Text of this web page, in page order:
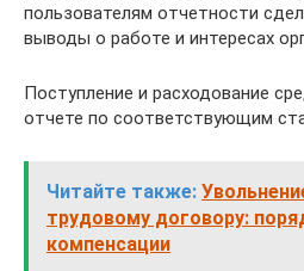
пользователям отчетности
выводы о работе и интересах
Поступление и расходование
отчете по соответствующим
Читайте также:
трудовому договору:
компенсации